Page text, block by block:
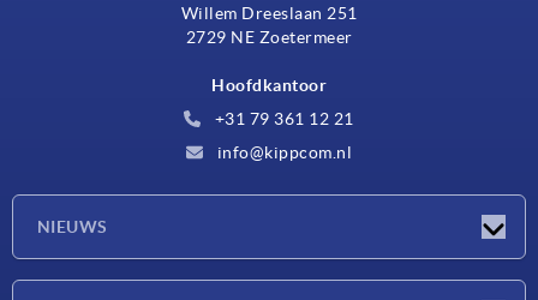
Willem Dreeslaan 251
2729 NE Zoetermeer
Hoofdkantoor
+31 79 361 12 21
info@kippcom.nl
NIEUWS